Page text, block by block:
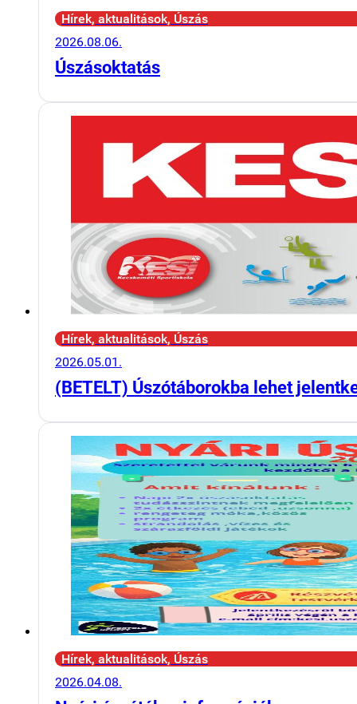
Hírek, aktualitások, Úszás
2026.08.06.
Úszásoktatás
Hírek, aktualitások, Úszás
2026.05.01.
(BETELT) Úszótáborokba lehet
Hírek, aktualitások, Úszás
2026.04.08.